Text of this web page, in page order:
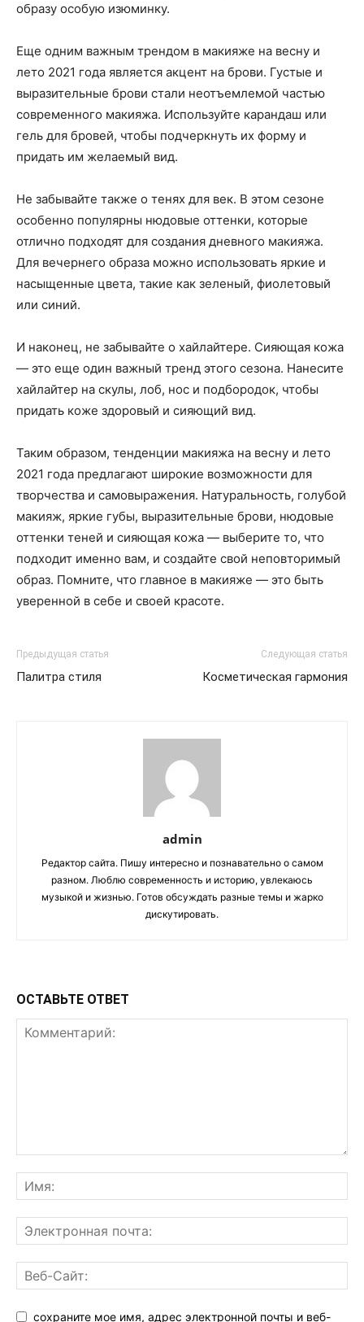
образу особую изюминку.
Еще одним важным трендом в макияже на весну и
лето 2021 года является акцент на брови. Густые и
выразительные брови стали неотъемлемой частью
современного макияжа. Используйте карандаш или
гель для бровей, чтобы подчеркнуть их форму и
придать им желаемый вид.
Не забывайте также о тенях для век. В этом сезоне
особенно популярны нюдовые оттенки, которые
отлично подходят для создания дневного макияжа.
Для вечернего образа можно использовать яркие и
насыщенные цвета, такие как зеленый, фиолетовый
или синий.
И наконец, не забывайте о хайлайтере. Сияющая кожа
— это еще один важный тренд этого сезона. Нанесите
хайлайтер на скулы, лоб, нос и подбородок, чтобы
придать коже здоровый и сияющий вид.
Таким образом, тенденции макияжа на весну и лето
2021 года предлагают широкие возможности для
творчества и самовыражения. Натуральность, голубой
макияж, яркие губы, выразительные брови, нюдовые
оттенки теней и сияющая кожа — выберите то, что
подходит именно вам, и создайте свой неповторимый
образ. Помните, что главное в макияже — это быть
уверенной в себе и своей красоте.
Предыдущая статья
Палитра стиля
Следующая статья
Косметическая гармония
admin
Редактор сайта. Пишу интересно и познавательно о самом
разном. Люблю современность и историю, увлекаюсь
музыкой и жизнью. Готов обсуждать разные темы и жарко
дискутировать.
ОСТАВЬТЕ ОТВЕТ
сохраните мое имя, адрес электронной почты и веб-